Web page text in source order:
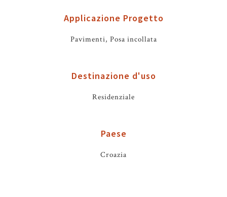
Applicazione Progetto
Pavimenti, Posa incollata
Destinazione d'uso
Residenziale
Paese
Croazia